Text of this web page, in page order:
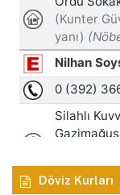
Döviz Kurları